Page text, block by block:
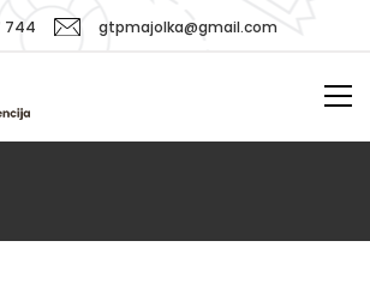
744 gtpmajolka@gmail.com